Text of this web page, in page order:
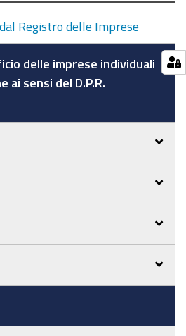
Registro delle Imprese
delle imprese individuali
ai sensi del D.P.R.